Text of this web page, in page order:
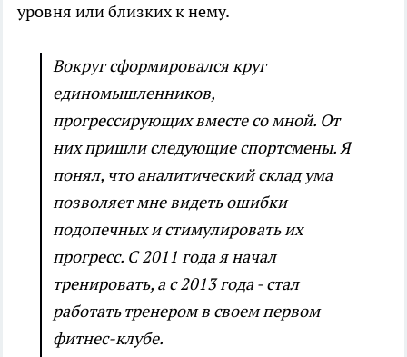
уровня или близких к нему.
Вокруг сформировался круг
единомышленников,
прогрессирующих вместе со мной. От
них пришли следующие спортсмены. Я
понял, что аналитический склад ума
позволяет мне видеть ошибки
подопечных и стимулировать их
прогресс. С 2011 года я начал
тренировать, а с 2013 года - стал
работать тренером в своем первом
фитнес-клубе.